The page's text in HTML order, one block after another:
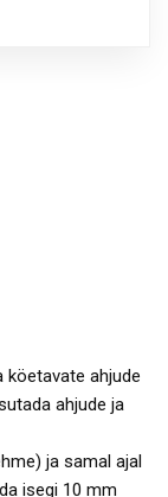
köetavate ahjude
ahjude ja
ja samal ajal
isegi 10 mm